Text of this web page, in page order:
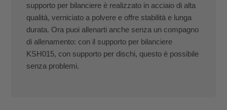
supporto per bilanciere è realizzato in acciaio di alta
qualità, verniciato a polvere e offre stabilità e lunga
durata. Ora puoi allenarti anche senza un compagno
di allenamento: con il supporto per bilanciere
KSH015, con supporto per dischi, questo è possibile
senza problemi.